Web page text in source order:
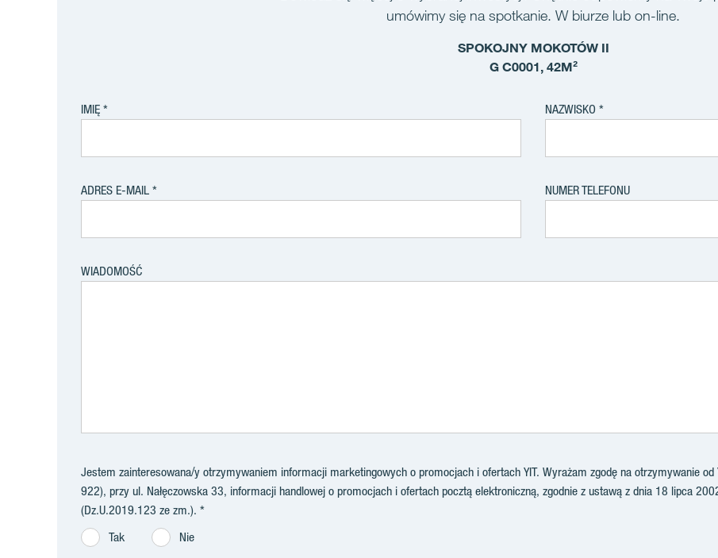
umówimy się na spotkanie. W biurze lub on-line.
SPOKOJNY MOKOTÓW II
G C0001, 42M²
IMIĘ NAZWISKO
ADRES E-MAIL NUMER TELEFONU
WIADOMOŚĆ
Jestem zainteresowana/y otrzymywaniem informacji marketingowych o promocjach i ofertach YIT. Wyrażam zgodę na otrzymywanie
922), przy ul. Nałęczowska 33, informacji handlowej o promocjach i ofertach pocztą elektroniczną, zgodnie z ustawą z dnia 18 lipca
(Dz.U.2019.123 ze zm.).
Tak
Nie